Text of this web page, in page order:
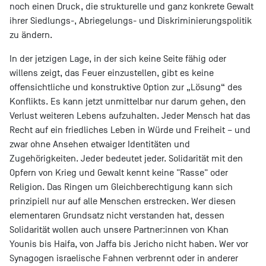
noch einen Druck, die strukturelle und ganz konkrete Gewalt
ihrer Siedlungs-, Abriegelungs- und Diskriminierungspolitik
zu ändern.
In der jetzigen Lage, in der sich keine Seite fähig oder
willens zeigt, das Feuer einzustellen, gibt es keine
offensichtliche und konstruktive Option zur „Lösung“ des
Konflikts. Es kann jetzt unmittelbar nur darum gehen, den
Verlust weiteren Lebens aufzuhalten. Jeder Mensch hat das
Recht auf ein friedliches Leben in Würde und Freiheit – und
zwar ohne Ansehen etwaiger Identitäten und
Zugehörigkeiten. Jeder bedeutet jeder. Solidarität mit den
Opfern von Krieg und Gewalt kennt keine "Rasse" oder
Religion. Das Ringen um Gleichberechtigung kann sich
prinzipiell nur auf alle Menschen erstrecken. Wer diesen
elementaren Grundsatz nicht verstanden hat, dessen
Solidarität wollen auch unsere Partner:innen von Khan
Younis bis Haifa, von Jaffa bis Jericho nicht haben. Wer vor
Synagogen israelische Fahnen verbrennt oder in anderer